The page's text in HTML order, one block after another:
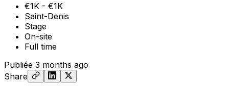
€1K - €1K
Saint-Denis
Stage
On-site
Full time
Publiée 3 months ago
Share